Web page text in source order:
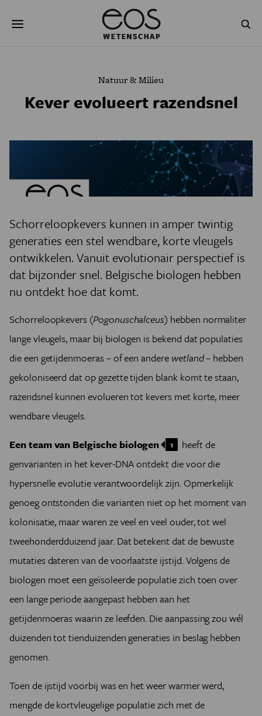
naar
PSYCHE & BREIN BLOGS
PODCAST AGENDA
Natuur & Milieu
Kever evolueert razendsnel
Schorreloopkevers kunnen in amper twintig
generaties een stel wendbare, korte vleugels
ontwikkelen. Vanuit evolutionair perspectief is
dat bijzonder snel. Belgische biologen hebben
nu ontdekt hoe dat komt.
Schorreloopkevers (Pogonuschalceus) hebben normaliter
lange vleugels, maar bij biologen is bekend dat populaties
die een getijdenmoeras – of een andere wetland– hebben
gekoloniseerd dat op gezette tijden blank komt te staan,
razendsnel kunnen evolueren tot kevers met korte, meer
wendbare vleugels.
Een team van Belgische biologen
1
heeft de
genvarianten in het kever-DNA ontdekt die voor die
hypersnelle evolutie verantwoordelijk zijn. Opmerkelijk
genoeg ontstonden die varianten niet op het moment van
kolonisatie, maar waren ze veel en veel ouder, tot wel
tweehonderdduizend jaar. Dat betekent dat de bewuste
mutaties dateren van de voorlaatste ijstijd. Volgens de
biologen moet een geïsoleerde populatie zich toen over
een lange periode aangepast hebben aan het
getijdenmoeras waarin ze leefden. Die aanpassing zou wél
duizenden tot tienduizenden generaties in beslag hebben
genomen.
Toen de ijstijd voorbij was en het weer warmer werd,
mengde de kortvleugelige populatie zich met de